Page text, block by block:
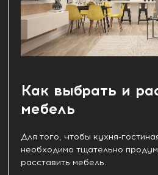
Как выбрать и
мебель
Для того, чтобы кухня-
необходимо тщательно
расставить мебель.